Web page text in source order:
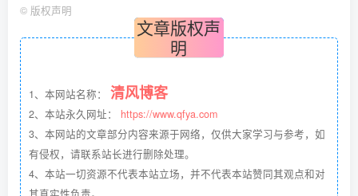
© 版权声明
文章版权声
明
1、本网站名称： 清风博客
2、本站永久网址： https://www.qfya.com
3、本网站的文章部分内容来源于网络，仅供大家学习与参考，如
有侵权，请联系站长进行删除处理。
4、本站一切资源不代表本站立场，并不代表本站赞同其观点和对